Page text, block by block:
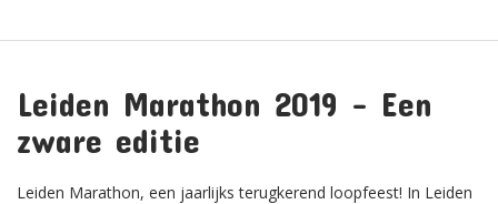
Leiden Marathon 2019 – Een
zware editie
Leiden Marathon, een jaarlijks terugkerend loopfeest! In Leiden